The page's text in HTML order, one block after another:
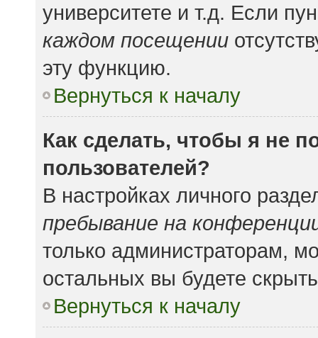
университете и т.д. Если
каждом посещении
эту функцию.
Вернуться к началу
Как сделать, чтобы я не
пользователей?
В настройках личного
пребывание на
только администраторам,
остальных вы будете
Вернуться к началу